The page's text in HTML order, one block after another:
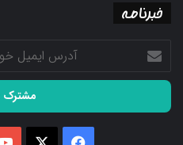
خبرنامه
آدرس
ایمیل
خود
وارد